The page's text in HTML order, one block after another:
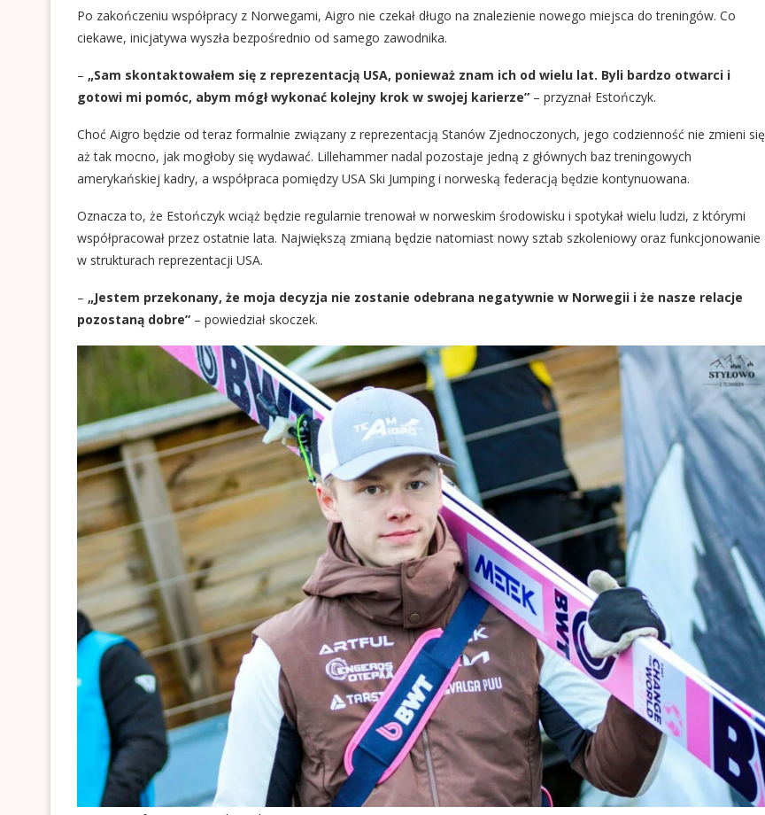
Po zakończeniu współpracy z Norwegami, Aigro nie czekał długo na znalezienie nowego miejsca do treningów. Co
ciekawe, inicjatywa wyszła bezpośrednio od samego zawodnika.
– „Sam skontaktowałem się z reprezentacją USA, ponieważ znam ich od wielu lat. Byli bardzo otwarci i
gotowi mi pomóc, abym mógł wykonać kolejny krok w swojej karierze” – przyznał Estończyk.
Choć Aigro będzie od teraz formalnie związany z reprezentacją Stanów Zjednoczonych, jego codzienność nie zmieni się
aż tak mocno, jak mogłoby się wydawać. Lillehammer nadal pozostaje jedną z głównych baz treningowych
amerykańskiej kadry, a współpraca pomiędzy USA Ski Jumping i norweską federacją będzie kontynuowana.
Oznacza to, że Estończyk wciąż będzie regularnie trenował w norweskim środowisku i spotykał wielu ludzi, z którymi
współpracował przez ostatnie lata. Największą zmianą będzie natomiast nowy sztab szkoleniowy oraz funkcjonowanie
w strukturach reprezentacji USA.
– „Jestem przekonany, że moja decyzja nie zostanie odebrana negatywnie w Norwegii i że nasze relacje
pozostaną dobre” – powiedział skoczek.